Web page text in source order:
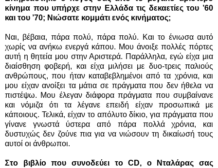
κίνημα που υπήρχε στην Ελλάδα τις δεκαετίες του ’60
και του ’70; Νιώσατε κομμάτι ενός κινήματος;
Ναι, βέβαια, πάρα πολύ, πάρα πολύ. Και το ένιωσα αυτό
χωρίς να ανήκω ενεργά κάπου. Μου άνοιξε πολλές πόρτες
αυτή η θητεία μου στην Αριστερά. Παράλληλα, εγώ είχα μια
διαίσθηση φοβερή, και είχα μιλήσει με δυο-τρεις παλιούς
ανθρώπους, που ήταν καταβεβλημένοι από τα χρόνια, και
μου είχαν ανοίξει τα μάτια σε πράγματα που δεν ήθελα να
πιστέψω. Μου έλεγαν διάφορα πράγματα που συμβαίνανε
και νόμιζα ότι τα λέγανε επειδή είχαν προσωπικά με
κάποιους. Τελικά, είχαν το απόλυτο δίκιο, για πράγματα που
γίνανε γνωστά ύστερα από πάρα πολλά χρόνια, και
δυστυχώς δεν ζούνε πια για να νιώσουν τη δικαίωσή τους
αυτοί οι άνθρωποι.
Στο βιβλίο που συνοδεύει το CD, o Νταλάρας σας